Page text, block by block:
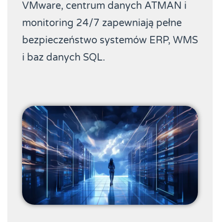
VMware, centrum danych ATMAN i
monitoring 24/7 zapewniają pełne
bezpieczeństwo systemów ERP, WMS
i baz danych SQL.